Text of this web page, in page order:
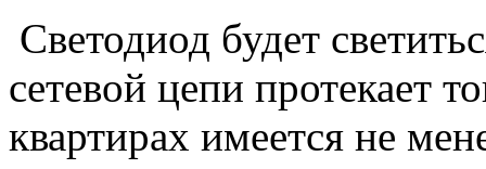
Светодиод будет
сетевой цепи протекает
квартирах имеется не